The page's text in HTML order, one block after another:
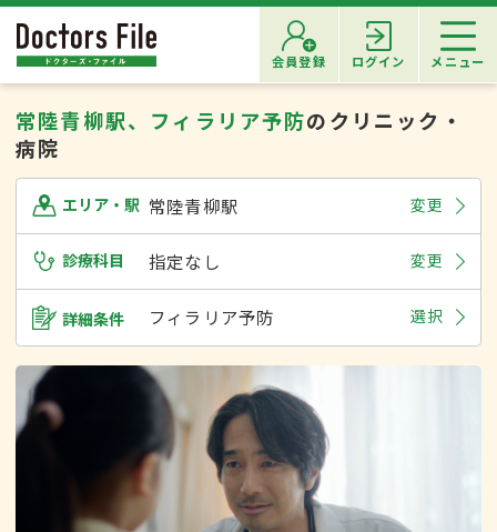
会員登録 ログイン メニュー
常陸青柳駅、フィラリア予防のクリニック・
病院
エリア・駅 常陸青柳駅 変更
診療科目 指定なし 変更
詳細条件 フィラリア予防 選択